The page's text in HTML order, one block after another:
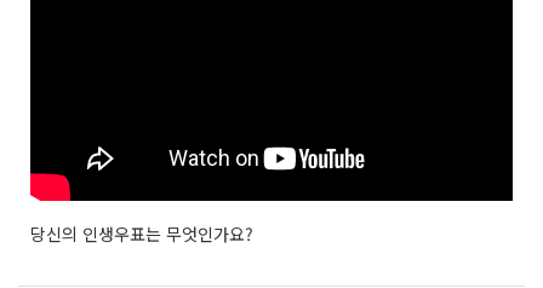
당신의 인생우표는 무엇인가요?